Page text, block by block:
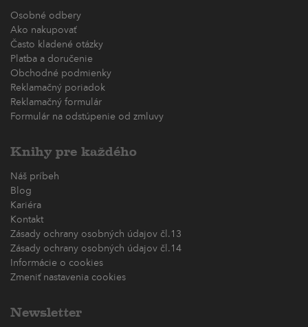
Osobné odbery
Ako nakupovať
Často kladené otázky
Platba a doručenie
Obchodné podmienky
Reklamačný poriadok
Reklamačný formulár
Formulár na odstúpenie od zmluvy
Knihy pre každého
Náš príbeh
Blog
Kariéra
Kontakt
Zásady ochrany osobných údajov čl.13
Zásady ochrany osobných údajov čl.14
Informácie o cookies
Zmeniť nastavenia cookies
Newsletter